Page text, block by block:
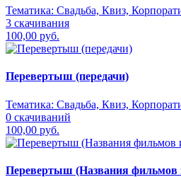
Тематика: Свадьба, Квиз,
3 скачивания
100,00 руб.
Перевертыш (передачи)
Тематика: Свадьба, Квиз,
0 скачиваний
100,00 руб.
Перевертыш (Названия фильмов